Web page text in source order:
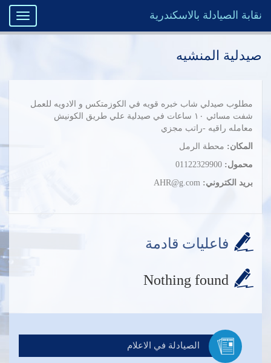
Toggle
نقابة الصيادلة بالاسكندرية
صيدلية المنشيه
مطلوب صيدلي شاب خبره قويه في الكوزمتكس و الادويه للعمل
شفت مسائي ١٠ ساعات في صيدلية علي طريق الكونيش
معامله راقيه -راتب مجزي
المكان: محطة الرمل
محمول:
بريد الكتروني:
فاعليات قادمة
Nothing found
الصيادلة في الاعلام